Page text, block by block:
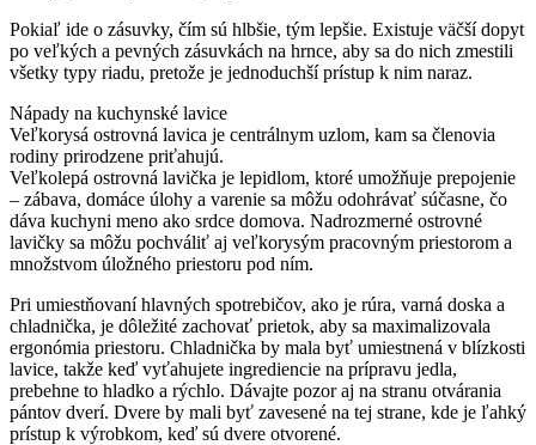
Pokiaľ ide o zásuvky, čím sú hlbšie, tým lepšie. Existuje väčší dopyt
po veľkých a pevných zásuvkách na hrnce, aby sa do nich zmestili
všetky typy riadu, pretože je jednoduchší prístup k nim naraz.
Nápady na kuchynské lavice
Veľkorysá ostrovná lavica je centrálnym uzlom, kam sa členovia
rodiny prirodzene priťahujú.
Veľkolepá ostrovná lavička je lepidlom, ktoré umožňuje prepojenie
– zábava, domáce úlohy a varenie sa môžu odohrávať súčasne, čo
dáva kuchyni meno ako srdce domova. Nadrozmerné ostrovné
lavičky sa môžu pochváliť aj veľkorysým pracovným priestorom a
množstvom úložného priestoru pod ním.
Pri umiestňovaní hlavných spotrebičov, ako je rúra, varná doska a
chladnička, je dôležité zachovať prietok, aby sa maximalizovala
ergonómia priestoru. Chladnička by mala byť umiestnená v blízkosti
lavice, takže keď vyťahujete ingrediencie na prípravu jedla,
prebehne to hladko a rýchlo. Dávajte pozor aj na stranu otvárania
pántov dverí. Dvere by mali byť zavesené na tej strane, kde je ľahký
prístup k výrobkom, keď sú dvere otvorené.